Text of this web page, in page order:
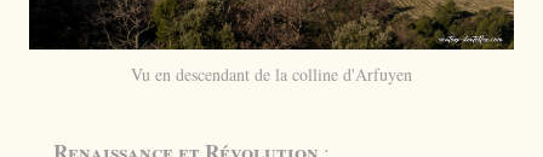
Vu en descendant de la colline d'Arfuyen